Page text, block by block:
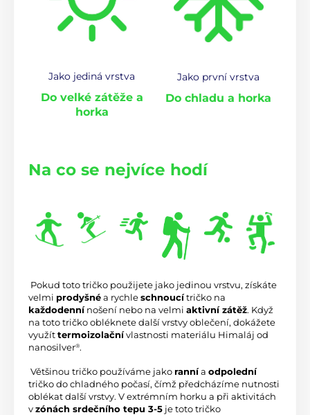
Jako jediná vrstva
Do velké zátěže a
horka
Jako první vrstva
Do chladu a horka
Na co se nejvíce hodí
velmi prodyšné a rychle schnoucí
každodenní nošení nebo na velmi aktivní zátěž. Když
na toto tričko obléknete další vrstvy oblečení, dokážete
využít termoizolační vlastnosti materiálu Himaláj od
nanosilver®.
Většinou tričko používáme jako ranní a odpolední
tričko do chladného počasí, čímž předcházíme nutnosti
oblékat další vrstvy. V extrémním horku a při aktivitách
v zónách srdečního tepu 3-5 je toto tričko